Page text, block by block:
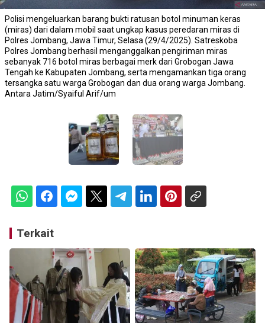
Polisi mengeluarkan barang bukti ratusan botol minuman keras
(miras) dari dalam mobil saat ungkap kasus peredaran miras di
Polres Jombang, Jawa Timur, Selasa (29/4/2025). Satreskoba
Polres Jombang berhasil menganggalkan pengiriman miras
sebanyak 716 botol miras berbagai merk dari Grobogan Jawa
Tengah ke Kabupaten Jombang, serta mengamankan tiga orang
tersangka satu warga Grobogan dan dua orang warga Jombang.
Antara Jatim/Syaiful Arif/um
Terkait